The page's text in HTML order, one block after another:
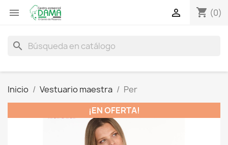
 shopping_cart (0)

search
Inicio Vestuario maestra
Per
¡EN OFERTA!